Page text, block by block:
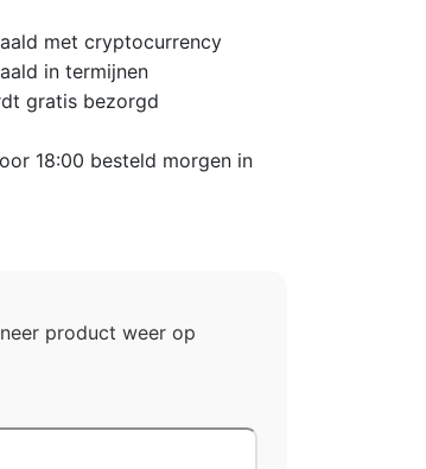
met cryptocurrency
in termijnen
gratis bezorgd
18:00 besteld morgen in
product weer op